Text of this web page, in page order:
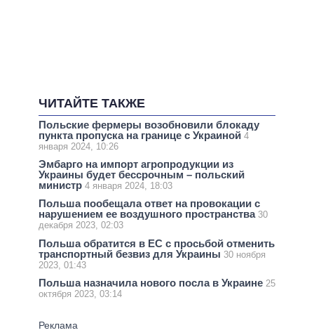
ЧИТАЙТЕ ТАКЖЕ
Польские фермеры возобновили блокаду
пункта пропуска на границе с Украиной 4
января 2024, 10:26
Эмбарго на импорт агропродукции из
Украины будет бессрочным – польский
министр 4 января 2024, 18:03
Польша пообещала ответ на провокации с
нарушением ее воздушного пространства 30
декабря 2023, 02:03
Польша обратится в ЕС с просьбой отменить
транспортный безвиз для Украины 30 ноября
2023, 01:43
Польша назначила нового посла в Украине 25
октября 2023, 03:14